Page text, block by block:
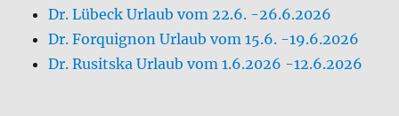
Dr. Lübeck Urlaub vom 22.6. -26.6.2026
Dr. Forquignon Urlaub vom 15.6. -19.6.2026
Dr. Rusitska Urlaub vom 1.6.2026 -12.6.2026